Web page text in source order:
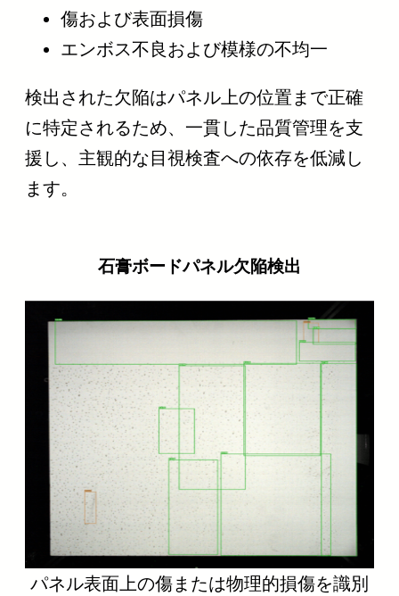
傷および表面損傷
エンボス不良および模様の不均一
検出された欠陥はパネル上の位置まで正確
に特定されるため、一貫した品質管理を支
援し、主観的な目視検査への依存を低減し
ます。
石膏ボードパネル欠陥検出
パネル表面上の傷または物理的損傷を識別